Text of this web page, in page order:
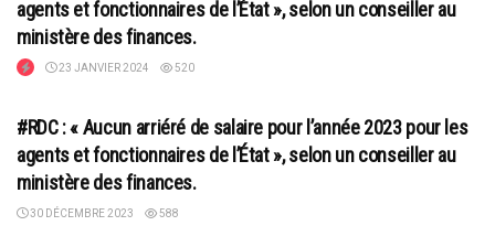
agents et fonctionnaires de l’État », selon un conseiller au
ministère des finances.
23 JANVIER 2024 520
#RDC : « Aucun arriéré de salaire pour l’année 2023 pour les
agents et fonctionnaires de l’État », selon un conseiller au
ministère des finances.
30 DÉCEMBRE 2023 588